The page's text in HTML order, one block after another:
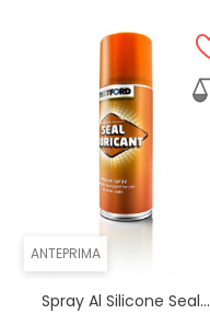
ANTEPRIMA
Spray Al Silicone Seal...